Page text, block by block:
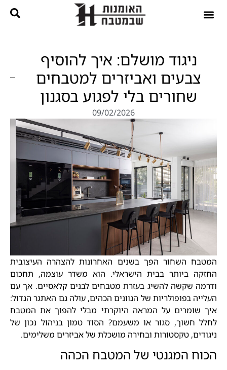
ניגוד מושלם: איך להוסיף
צבעים ואביזרים למטבחים
שחורים בלי לפגוע בסגנון
09/02/2026
המטבח השחור הפך בשנים האחרונות להצהרה העיצובית
החזקה ביותר בבית הישראלי. הוא משדר עוצמה, תחכום
ודרמה שקשה להשיג בעזרת מטבחים לבנים קלאסיים. אך עם
העלייה בפופולריות של הגוונים הכהים, עולה גם האתגר הגדול:
איך שומרים על המראה היוקרתי מבלי להפוך את המטבח
לחלל חשוך, סגור או משעמם? הסוד טמון בניהול נכון של
ניגודים, טקסטורות ובחירה מושכלת של אביזרים משלימים.
הכוח המגנטי של המטבח הכהה